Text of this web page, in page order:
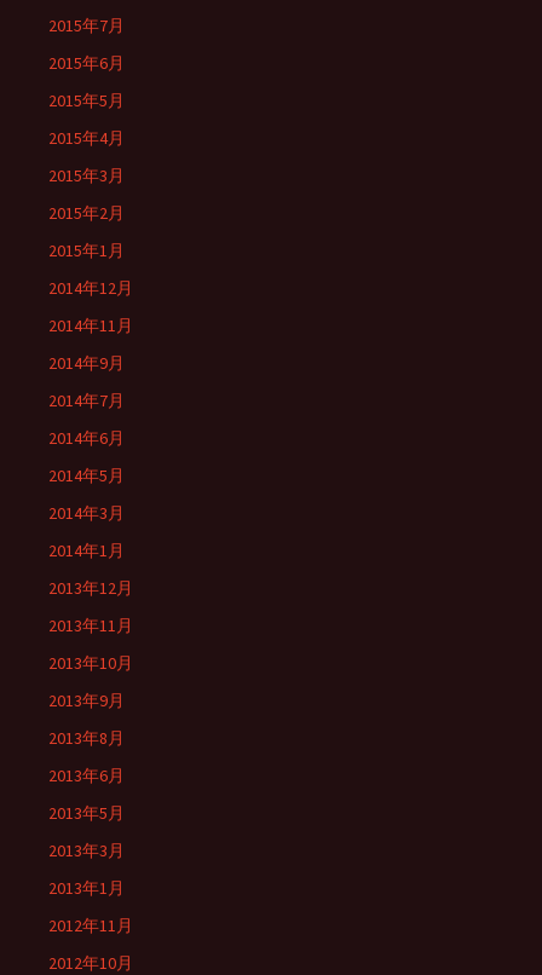
2015年7月
2015年6月
2015年5月
2015年4月
2015年3月
2015年2月
2015年1月
2014年12月
2014年11月
2014年9月
2014年7月
2014年6月
2014年5月
2014年3月
2014年1月
2013年12月
2013年11月
2013年10月
2013年9月
2013年8月
2013年6月
2013年5月
2013年3月
2013年1月
2012年11月
2012年10月